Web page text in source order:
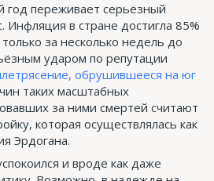
год переживает серьёзный
Инфляция в стране достигла 85%
за несколько недель до
ударом по репутации
обрушившееся на юг
таких масштабных
за ними смертей считают
которая осуществлялась как
Эрдогана.
и вроде как даже